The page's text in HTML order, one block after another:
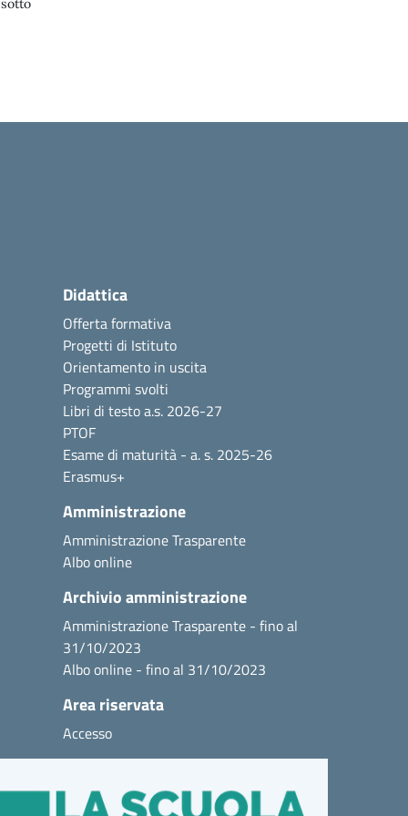
Didattica
Offerta formativa
Progetti di Istituto
Orientamento in uscita
Programmi svolti
Libri di testo a.s. 2026-27
PTOF
Esame di maturità - a. s. 2025-26
Erasmus+
Amministrazione
Amministrazione Trasparente
Albo online
Archivio amministrazione
Amministrazione Trasparente - fino al
31/10/2023
Albo online - fino al 31/10/2023
Area riservata
Accesso